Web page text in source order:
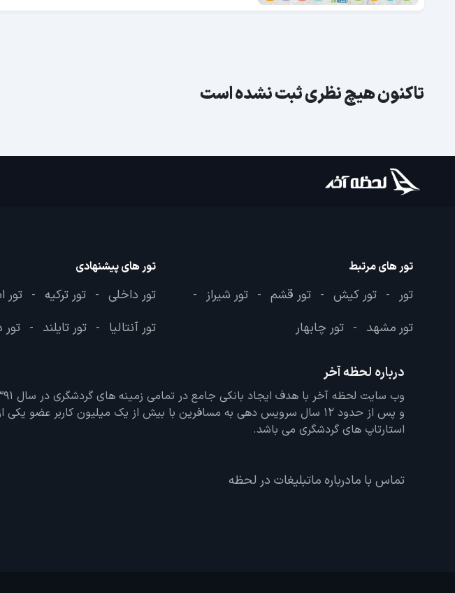
تاکنون هیچ نظری ثبت نشده است
تور های مرتبط
تور - تور کیش - تور قشم - تور شیراز -
تور مشهد - تور چابهار
تور های پیشنهادی
تور داخلی - تور ترکیه - تور
تور آنتالیا - تور تایلند -
درباره لحظه آخر
و پس از حدود 12 سال سرویس دهی به مسافرین با بیش از یک میلیون کاربر عضو یکی
استارتاپ های گردشگری می باشد.
تماس با مادرباره ماتبلیغات در لحظه